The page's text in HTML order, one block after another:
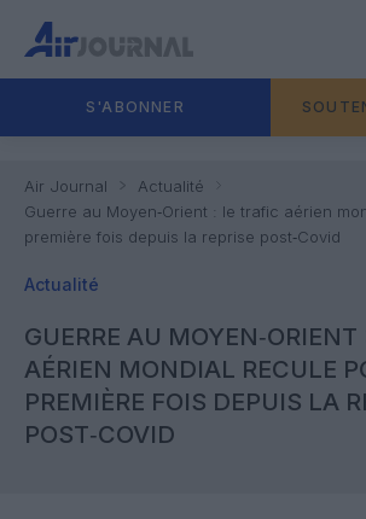
S'ABONNER
Air Journal
Actualité
Guerre au Moyen‑Orient : le trafic aérien
première fois depuis la reprise post‑Covid
Actualité
GUERRE AU
AÉRIEN MONDIAL RECULE
PREMIÈRE FOIS DEPUIS LA
POST‑COVID